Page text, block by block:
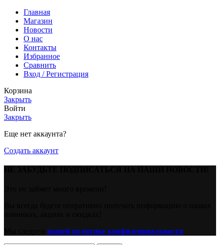
Главная
Магазин
Новости
O нас
Контакты
Избранное
Сравнить
Вход / Регистрация
Корзина
Закрыть
Войти
Закрыть
Еще нет аккаунта?
Создать аккаунт
нашей политике конфиденциальности